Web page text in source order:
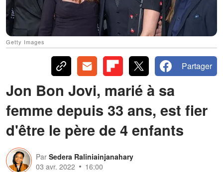
Getty Images
Partager
Jon Bon Jovi, marié à sa
femme depuis 33 ans, est fier
d'être le père de 4 enfants
Par Sedera Raliniainjanahary
03 avr. 2022
16:00